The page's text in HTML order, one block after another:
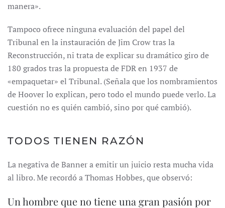
manera».
Tampoco ofrece ninguna evaluación del papel del
Tribunal en la instauración de Jim Crow tras la
Reconstrucción, ni trata de explicar su dramático giro de
180 grados tras la propuesta de FDR en 1937 de
«empaquetar» el Tribunal. (Señala que los nombramientos
de Hoover lo explican, pero todo el mundo puede verlo. La
cuestión no es quién cambió, sino por qué cambió).
TODOS TIENEN RAZÓN
La negativa de Banner a emitir un juicio resta mucha vida
al libro. Me recordó a Thomas Hobbes, que observó:
Un hombre que no tiene una gran pasión por